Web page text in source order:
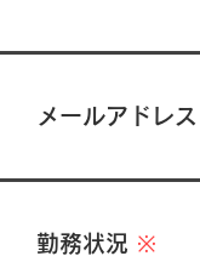
メールアドレス
勤務状況 ※